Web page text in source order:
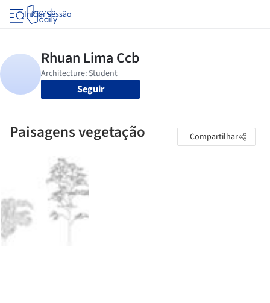
Iniciar sessão
Seguir
Paisagens vegetação Compartilhar